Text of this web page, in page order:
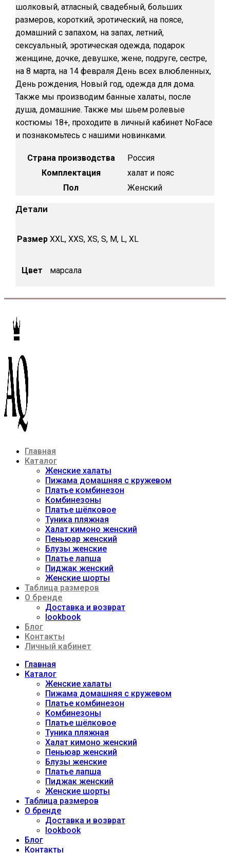
шолковый, атласный, свадебный, больших
размеров, короткий, эротический, на поясе,
домашний с запахом, на запах, летний,
сексуальный, эротическая одежда, подарок
женщине, дочке, девушке, жене, подруге, сестре,
на 8 марта, на 14 февраля День всех влюбленных,
День рождения, Новый год, одежда для дома.
Также мы производим банные халаты, после
душа, домашние. Также мы шьем ролевые
костюмы 18+, проходите в личный кабинет NoFace
и познакомьтесь с нашими новинками.
Страна производства
Россия
Комплектация
халат и пояс
Пол
Женский
Детали
Размер XXL, XXS, XS, S, M, L, XL
Цвет марсала
Главная
Каталог
Женские халаты
Пижама домашняя с кружевом
Платье комбинезон
Комбинезоны
Платье шёлковое
Туника пляжная
Халат кимоно женский
Пеньюар женский
Блузы женские
Платье лапша
Пиджак женский
Женские шорты
Таблица размеров
О бренде
Доставка и возврат
lookbook
Блог
Контакты
Личный кабинет
Главная
Каталог
Женские халаты
Пижама домашняя с кружевом
Платье комбинезон
Комбинезоны
Платье шёлковое
Туника пляжная
Халат кимоно женский
Пеньюар женский
Блузы женские
Платье лапша
Пиджак женский
Женские шорты
Таблица размеров
О бренде
Доставка и возврат
lookbook
Блог
Контакты